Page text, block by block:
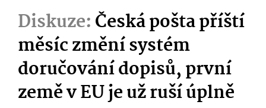
Diskuze:Česká pošta příští
měsíc změní systém
doručování dopisů, první
země v EU je už ruší úplně